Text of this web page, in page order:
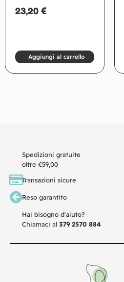
23,20 €
Aggiungi al carrello
Spedizioni gratuite
oltre €59,00
Transazioni sicure
Reso garantito
Hai bisogno d'aiuto?
Chiamaci al 379 2570 884